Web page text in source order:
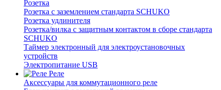
Розетка
Розетка с заземлением стандарта SCHUKO
Розетка удлинителя
Розетка/вилка с защитным контактом в сборе стандарта
SCHUKO
Таймер электронный для электроустановочных
устройств
Электропитание USB
Реле
Аксессуары для коммутационного реле